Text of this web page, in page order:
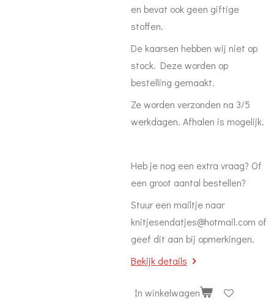
en bevat ook geen giftige
stoffen.
De kaarsen hebben wij niet op
stock. Deze worden op
bestelling gemaakt.
Ze worden verzonden na 3/5
werkdagen. Afhalen is mogelijk.
Heb je nog een extra vraag? Of
een groot aantal bestellen?
Stuur een mailtje naar
knitjesendatjes@hotmail.com of
geef dit aan bij opmerkingen.
Bekijk details
In winkelwagen